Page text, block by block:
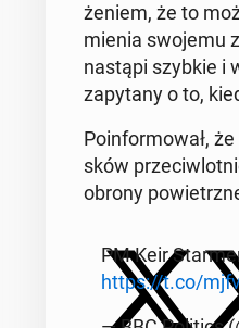
że­niem, że to
mie­nia swojemu
nastąpi szybkie i
za­py­ta­ny o to,
Po­in­for­mo­wał,
sków
obrony
PM Keir
https://t.co/